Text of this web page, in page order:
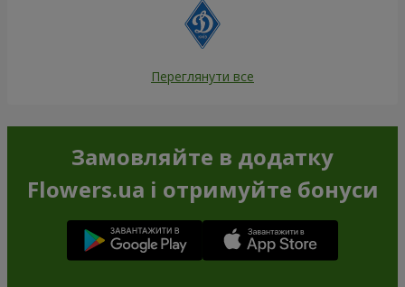
Переглянути все
Замовляйте в додатку
Flowers.ua і отримуйте бонуси